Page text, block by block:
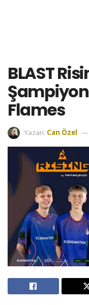
BLAST
Flames
Yazan: Can Özel